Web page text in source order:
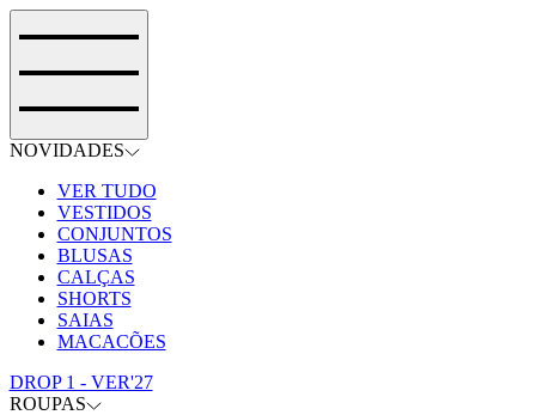
NOVIDADES
VER TUDO
VESTIDOS
CONJUNTOS
BLUSAS
CALÇAS
SHORTS
SAIAS
MACACÕES
DROP 1 - VER'27
ROUPAS